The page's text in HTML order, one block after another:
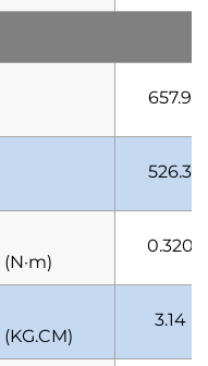
657.9
526.3
(N·m)
0.320
(KG.CM)
3.14